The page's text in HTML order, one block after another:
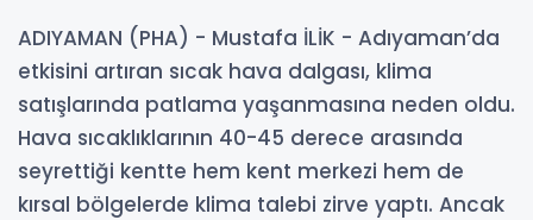
ADIYAMAN (PHA) - Mustafa İLİK - Adıyaman’da
etkisini artıran sıcak hava dalgası, klima
satışlarında patlama yaşanmasına neden oldu.
Hava sıcaklıklarının 40-45 derece arasında
seyrettiği kentte hem kent merkezi hem de
kırsal bölgelerde klima talebi zirve yaptı. Ancak